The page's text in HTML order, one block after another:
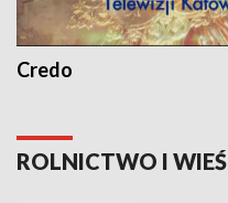
Credo
ROLNICTWO I WIEŚ